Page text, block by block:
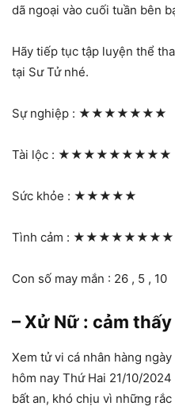
dã ngoại vào cuối tuần bên
Hãy tiếp tục tập luyện thể
tại Sư Tử nhé.
Sự nghiệp : ★★★★★★★
Tài lộc : ★★★★★★★★★
Sức khỏe : ★★★★★
Tình cảm :
Con số may mắn : 26 , 5 , 10
– Xử Nữ : cảm
Xem tử vi cá nhân hàng
hôm nay Thứ Hai 21/10/
bất an, khó chịu vì những